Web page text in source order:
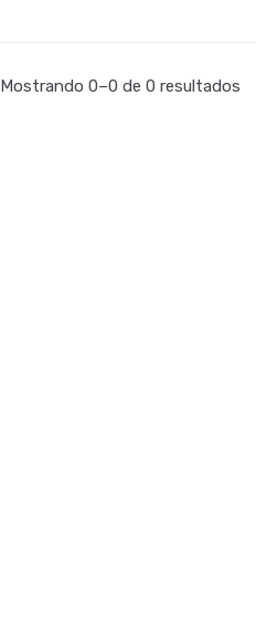
Mostrando 0–0 de 0 resultados